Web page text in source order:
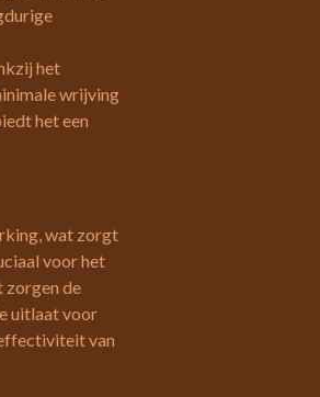
het
wrijving
het een
wat zorgt
voor het
zorgen de
uitlaat voor
van